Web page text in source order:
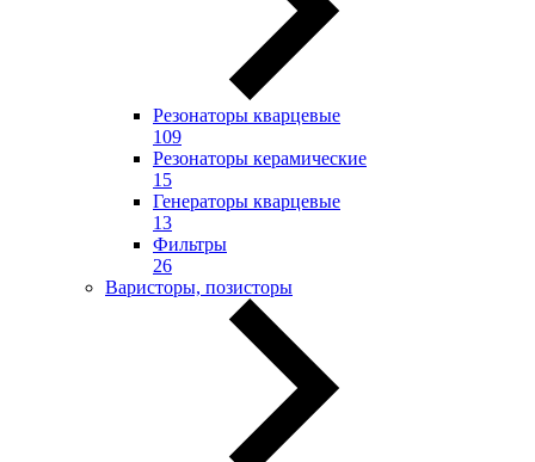
Резонаторы кварцевые
109
Резонаторы керамические
15
Генераторы кварцевые
13
Фильтры
26
Варисторы, позисторы